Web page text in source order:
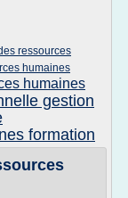
ressources
humaines
humaines
gestion
formation